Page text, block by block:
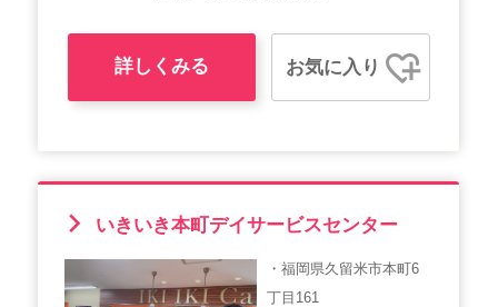
詳しくみる お気に入り
いきいき本町デイサービスセンター
・福岡県久留米市本町6
丁目161